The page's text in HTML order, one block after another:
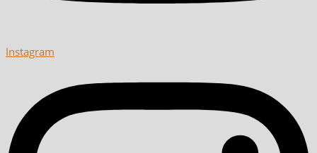
Instagram